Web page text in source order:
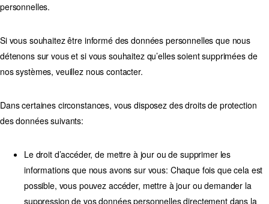
personnelles.
Si vous souhaitez être informé des données personnelles que nous
détenons sur vous et si vous souhaitez qu’elles soient supprimées de
nos systèmes, veuillez nous contacter.
Dans certaines circonstances, vous disposez des droits de protection
des données suivants:
Le droit d’accéder, de mettre à jour ou de supprimer les
informations que nous avons sur vous: Chaque fois que cela est
possible, vous pouvez accéder, mettre à jour ou demander la
suppression de vos données personnelles directement dans la